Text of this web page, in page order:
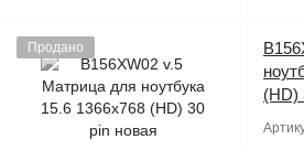
Продано
(HD)